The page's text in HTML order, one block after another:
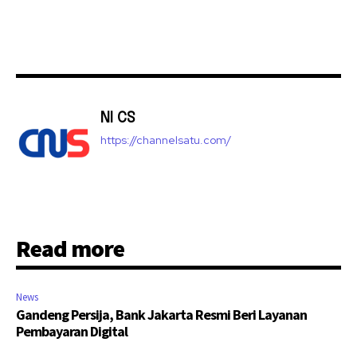
NI CS
https://channelsatu.com/
Read more
News
Gandeng Persija, Bank Jakarta Resmi Beri Layanan
Pembayaran Digital